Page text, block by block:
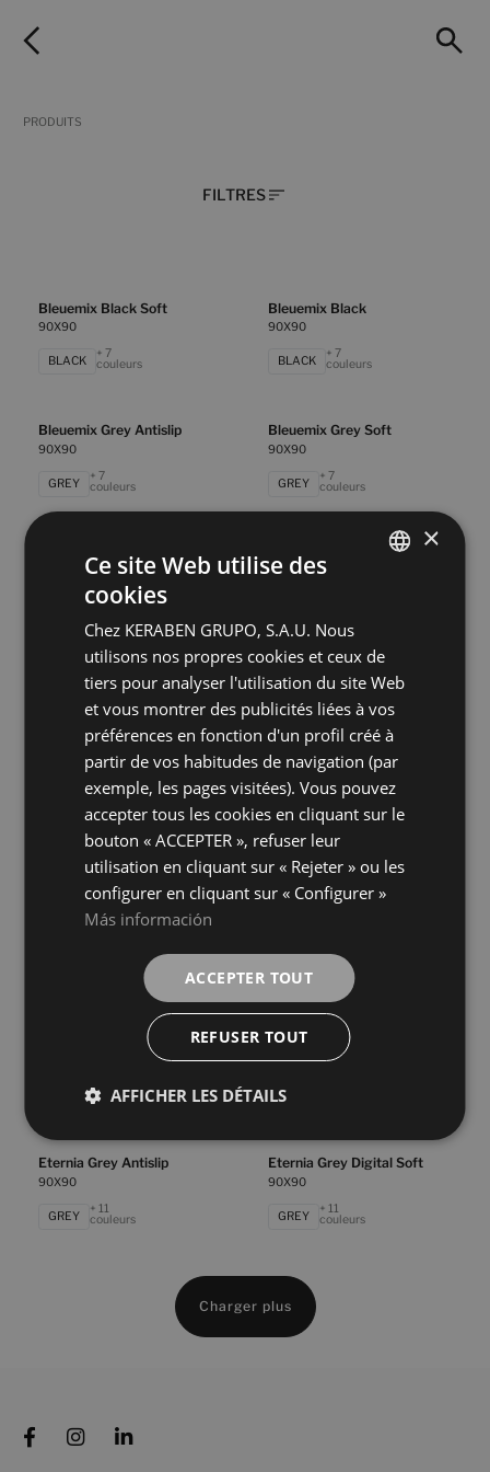
PRODUITS
FILTRES
Bleuemix Black Soft
90X90
BLACK
+ 7
couleurs
Bleuemix Black
90X90
BLACK
+ 7
couleurs
Bleuemix Grey Antislip
90X90
GREY
+ 7
couleurs
Bleuemix Grey Soft
90X90
GREY
+ 7
couleurs
+ 7
Bleuemix Taupe Antislip
90X90
Bleuemix Taupe Soft
+ 7
couleurs
Bleuemix Taupe
90X90
TAUPE
+ 7
couleurs
Eternia Beige Antislip
+ 11
Eternia Beige Digital Soft
90X90
BEIGE
+ 11
Eternia Beige
BEIGE couleurs
Eternia Compact Grey Digital Soft
+ 11
couleurs
90X90
WHITE
Eternia Grey Antislip
90X90
GREY
+ 11
couleurs
Eternia Grey Digital Soft
90X90
GREY
+ 11
couleurs
Charger plus
GERMAN
×
Ce site Web utilise des
cookies
Chez KERABEN GRUPO, S.A.U. Nous
utilisons nos propres cookies et ceux de
tiers pour analyser l'utilisation du site Web
et vous montrer des publicités liées à vos
préférences en fonction d'un profil créé à
partir de vos habitudes de navigation (par
exemple, les pages visitées). Vous pouvez
accepter tous les cookies en cliquant sur le
bouton « ACCEPTER », refuser leur
utilisation en cliquant sur « Rejeter » ou les
configurer en cliquant sur « Configurer »
Más información
ACCEPTER TOUT
REFUSER TOUT
AFFICHER LES DÉTAILS